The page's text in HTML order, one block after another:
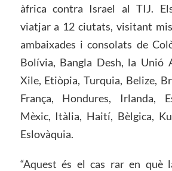
àfrica contra Israel al TIJ.
viatjar a 12 ciutats, visitant
ambaixades i consolats de
Bolívia, Bangla Desh, la Unió
Xile, Etiòpia, Turquia, Belize,
França, Hondures, Irlanda,
Mèxic, Itàlia, Haití, Bèlgica,
Eslovàquia.
“Aquest és el cas rar en què